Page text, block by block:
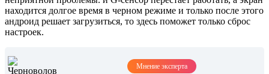
находится долгое время в черном режиме и только после этого
андроид решает загрузиться, то здесь поможет только сброс
настроек.
Мнение эксперта